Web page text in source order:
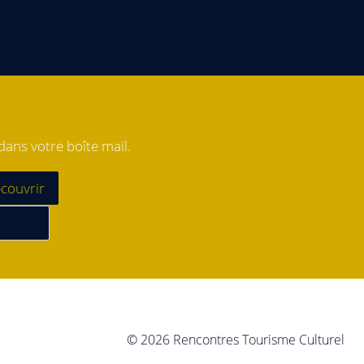
votre boîte mail.
© 2026 Rencontres Tourisme Culturel